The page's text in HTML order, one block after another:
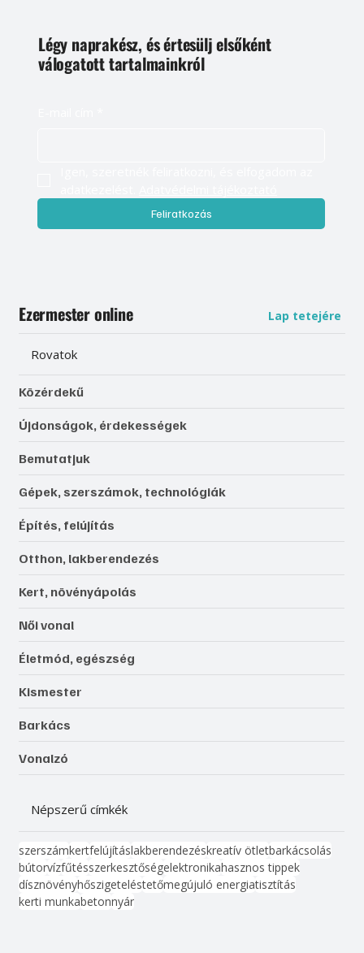
Légy naprakész, és értesülj elsőként
válogatott tartalmainkról
Feliratkozás
Ezermester online Lap tetejére
Rovatok
Közérdekű
Újdonságok, érdekességek
Bemutatjuk
Gépek, szerszámok, technológiák
Építés, felújítás
Otthon, lakberendezés
Kert, növényápolás
Női vonal
Életmód, egészség
Kismester
Barkács
Vonalzó
Népszerű címkék
szerszámkertfelújításlakberendezéskreatív ötletbarkácsolás
bútorvízfűtésszerkesztőségelektronikahasznos tippek
dísznövényhőszigeteléstetőmegújuló energiatisztítás
kerti munkabetonnyár